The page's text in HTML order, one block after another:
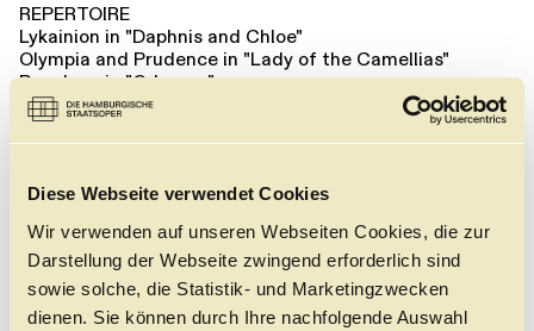
Diese Webseite verwendet Cookies
Wir verwenden auf unseren Webseiten Cookies, die zur
Darstellung der Webseite zwingend erforderlich sind
sowie solche, die Statistik- und Marketingzwecken
dienen. Sie können durch Ihre nachfolgende Auswahl
REPERTOIRE
Lykainion in "Daphnis and Chloe"
Olympia and Prudence in "Lady of the Camellias"
Penelope in "Odyssey"
Diana in "Sylvia"
Cinderella's Mutter und eine Stiefschwester in "A
Cinderella Story"
Dulcinea in "Don Quixote"
Bäsle and The Music in "Windows on MOZART"
The Good Fairy and The Queen in "The Sleeping
Beauty"
Lady Capulet in "Romeo and Juliet"